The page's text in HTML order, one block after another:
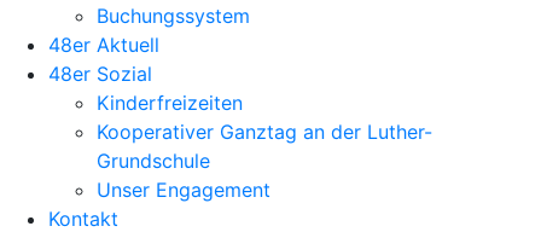
Buchungssystem
48er Aktuell
48er Sozial
Kinderfreizeiten
Kooperativer Ganztag an der Luther-
Grundschule
Unser Engagement
Kontakt